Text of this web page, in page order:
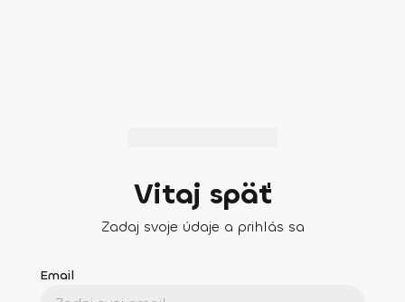
Vitaj späť
Zadaj svoje údaje a prihlás sa
Email